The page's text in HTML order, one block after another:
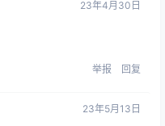
23年4月30日
举报 回复
23年5月13日